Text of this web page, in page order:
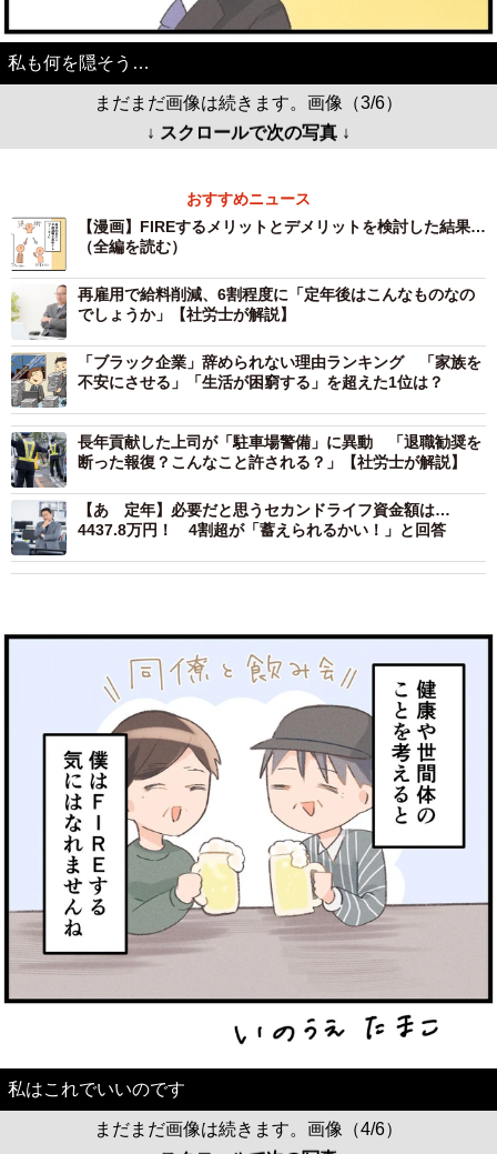
私も何を隠そう…
まだまだ画像は続きます。画像（3/6）
↓ スクロールで次の写真 ↓
おすすめニュース
【漫画】FIREするメリットとデメリットを検討した結果…
（全編を読む）
再雇用で給料削減、6割程度に「定年後はこんなものなの
でしょうか」【社労士が解説】
「ブラック企業」辞められない理由ランキング 「家族を
不安にさせる」「生活が困窮する」を超えた1位は？
長年貢献した上司が「駐車場警備」に異動 「退職勧奨を
断った報復？こんなこと許される？」【社労士が解説】
【あゝ定年】必要だと思うセカンドライフ資金額は…
4437.8万円！ 4割超が「蓄えられるかい！」と回答
私はこれでいいのです
まだまだ画像は続きます。画像（4/6）